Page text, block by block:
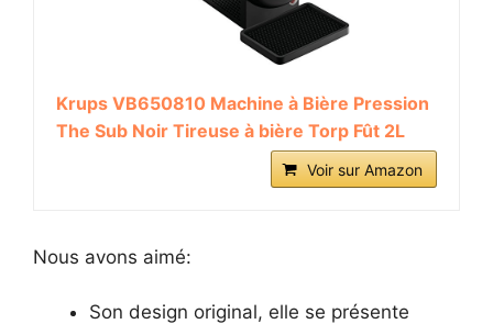
Krups VB650810 Machine à Bière Pression
The Sub Noir Tireuse à bière Torp Fût 2L
Voir sur Amazon
Nous avons aimé:
Son design original, elle se présente